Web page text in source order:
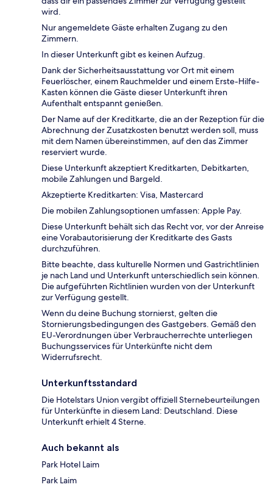
wird.
Nur angemeldete Gäste erhalten Zugang zu den
Zimmern.
In dieser Unterkunft gibt es keinen Aufzug.
Dank der Sicherheitsausstattung vor Ort mit einem
Feuerlöscher, einem Rauchmelder und einem Erste-Hilfe-
Kasten können die Gäste dieser Unterkunft ihren
Aufenthalt entspannt genießen.
Der Name auf der Kreditkarte, die an der Rezeption für die
Abrechnung der Zusatzkosten benutzt werden soll, muss
mit dem Namen übereinstimmen, auf den das Zimmer
reserviert wurde.
Diese Unterkunft akzeptiert Kreditkarten, Debitkarten,
mobile Zahlungen und Bargeld.
Akzeptierte Kreditkarten: Visa, Mastercard
Die mobilen Zahlungsoptionen umfassen: Apple Pay.
Diese Unterkunft behält sich das Recht vor, vor der Anreise
eine Vorabautorisierung der Kreditkarte des Gasts
durchzuführen.
Bitte beachte, dass kulturelle Normen und Gastrichtlinien
je nach Land und Unterkunft unterschiedlich sein können.
Die aufgeführten Richtlinien wurden von der Unterkunft
zur Verfügung gestellt.
Wenn du deine Buchung stornierst, gelten die
Stornierungsbedingungen des Gastgebers. Gemäß den
EU-Verordnungen über Verbraucherrechte unterliegen
Buchungsservices für Unterkünfte nicht dem
Widerrufsrecht.
Unterkunftsstandard
Die Hotelstars Union vergibt offiziell Sternebeurteilungen
für Unterkünfte in diesem Land: Deutschland. Diese
Unterkunft erhielt 4 Sterne.
Auch bekannt als
Park Hotel Laim
Park Laim